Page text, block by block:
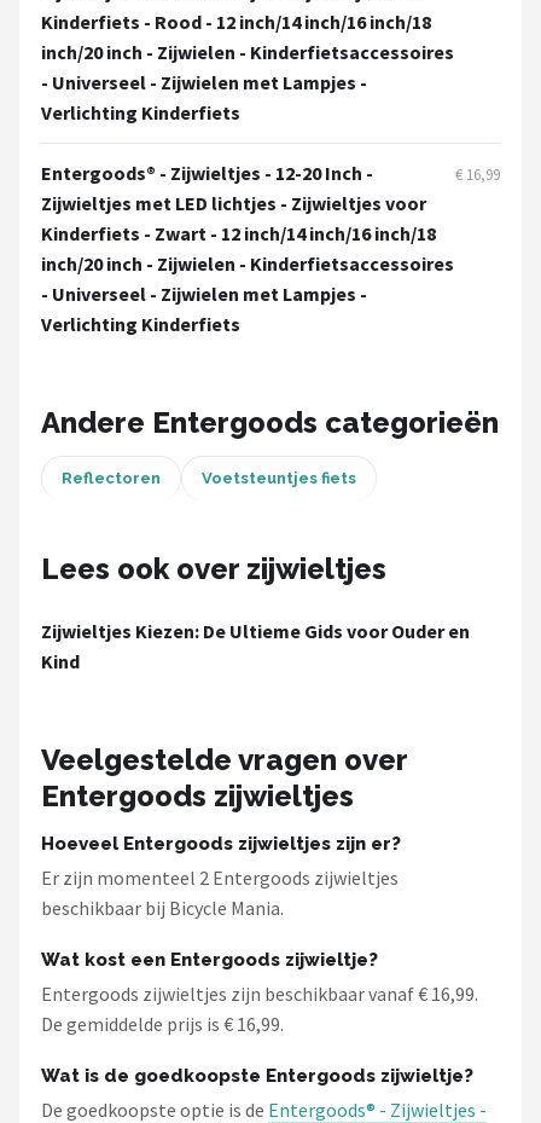
Schwalbe
Voltano
Shimano
Cortina
Alle merken →
Kinderfiets - Rood - 12 inch/14 inch/16 inch/18
inch/20 inch - Zijwielen - Kinderfietsaccessoires
- Universeel - Zijwielen met Lampjes -
Verlichting Kinderfiets
Entergoods® - Zijwieltjes - 12-20 Inch -
Zijwieltjes met LED lichtjes - Zijwieltjes voor
Kinderfiets - Zwart - 12 inch/14 inch/16 inch/18
inch/20 inch - Zijwielen - Kinderfietsaccessoires
- Universeel - Zijwielen met Lampjes -
Verlichting Kinderfiets
€ 16,99
Andere Entergoods categorieën
Reflectoren Voetsteuntjes fiets
Lees ook over zijwieltjes
Zijwieltjes Kiezen: De Ultieme Gids voor Ouder en
Kind
Veelgestelde vragen over
Entergoods zijwieltjes
Hoeveel Entergoods zijwieltjes zijn er?
Er zijn momenteel 2 Entergoods zijwieltjes
beschikbaar bij Bicycle Mania.
Wat kost een Entergoods zijwieltje?
Entergoods zijwieltjes zijn beschikbaar vanaf € 16,99.
De gemiddelde prijs is € 16,99.
Wat is de goedkoopste Entergoods zijwieltje?
De goedkoopste optie is de Entergoods® - Zijwieltjes -